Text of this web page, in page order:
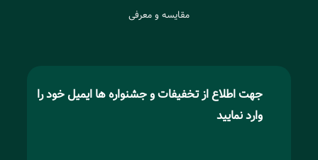
مقایسه و معرفی
جهت اطلاع از تخفیفات و جشنواره ها ایمیل خود را
وارد نمایید